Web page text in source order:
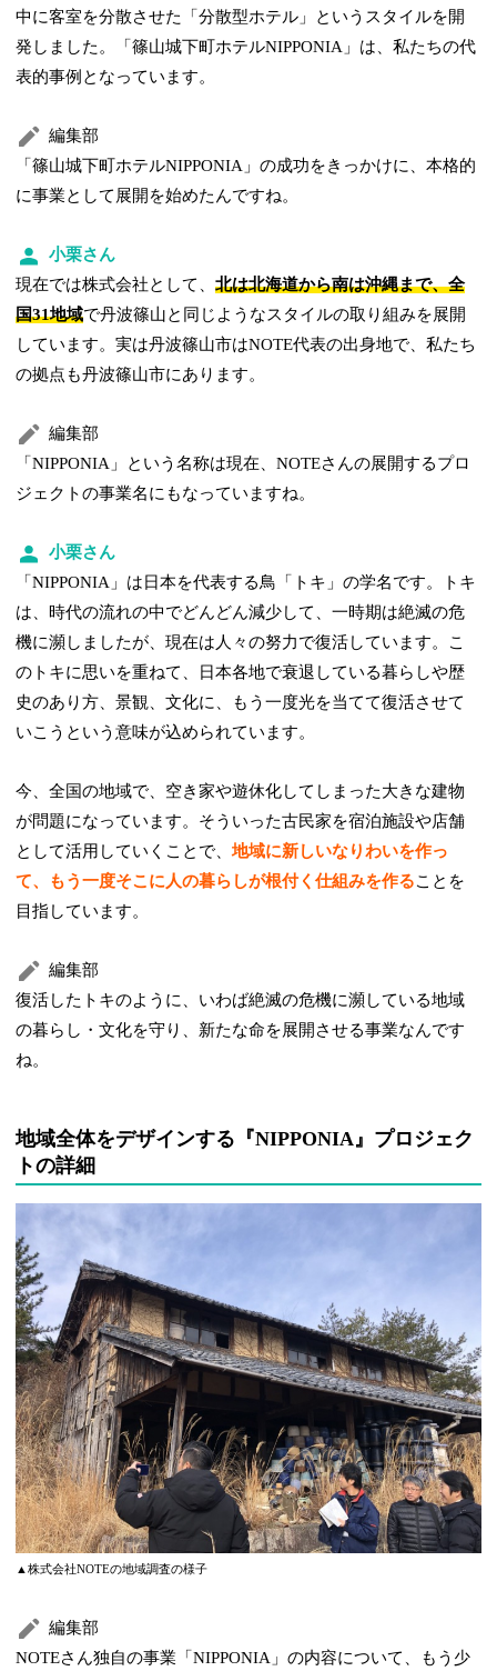
中に客室を分散させた「分散型ホテル」というスタイルを開
発しました。「篠山城下町ホテルNIPPONIA」は、私たちの代
表的事例となっています。
編集部
「篠山城下町ホテルNIPPONIA」の成功をきっかけに、本格的
に事業として展開を始めたんですね。
小栗さん
現在では株式会社として、北は北海道から南は沖縄まで、全
国31地域で丹波篠山と同じようなスタイルの取り組みを展開
しています。実は丹波篠山市はNOTE代表の出身地で、私たち
の拠点も丹波篠山市にあります。
編集部
「NIPPONIA」という名称は現在、NOTEさんの展開するプロ
ジェクトの事業名にもなっていますね。
小栗さん
「NIPPONIA」は日本を代表する鳥「トキ」の学名です。トキ
は、時代の流れの中でどんどん減少して、一時期は絶滅の危
機に瀕しましたが、現在は人々の努力で復活しています。こ
のトキに思いを重ねて、日本各地で衰退している暮らしや歴
史のあり方、景観、文化に、もう一度光を当てて復活させて
いこうという意味が込められています。
今、全国の地域で、空き家や遊休化してしまった大きな建物
が問題になっています。そういった古民家を宿泊施設や店舗
として活用していくことで、地域に新しいなりわいを作っ
て、もう一度そこに人の暮らしが根付く仕組みを作ることを
目指しています。
編集部
復活したトキのように、いわば絶滅の危機に瀕している地域
の暮らし・文化を守り、新たな命を展開させる事業なんです
ね。
地域全体をデザインする『NIPPONIA』プロジェク
トの詳細
▲株式会社NOTEの地域調査の様子
編集部
NOTEさん独自の事業「NIPPONIA」の内容について、もう少